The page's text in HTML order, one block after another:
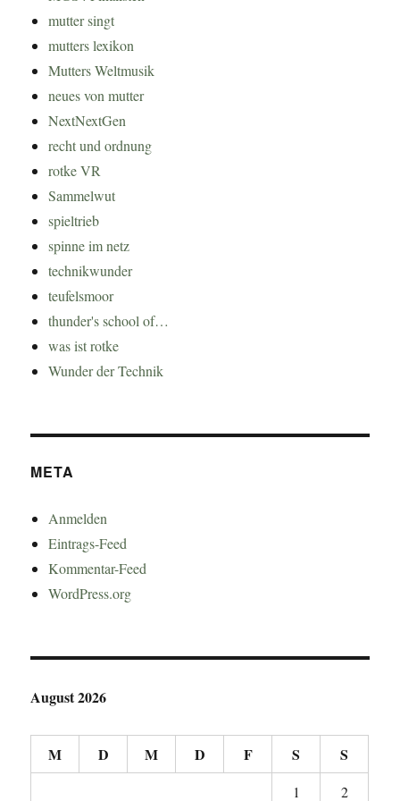
mutter singt
mutters lexikon
Mutters Weltmusik
neues von mutter
NextNextGen
recht und ordnung
rotke VR
Sammelwut
spieltrieb
spinne im netz
technikwunder
teufelsmoor
thunder's school of…
was ist rotke
Wunder der Technik
META
Anmelden
Eintrags-Feed
Kommentar-Feed
WordPress.org
August 2026
M D M D F S S
1
2